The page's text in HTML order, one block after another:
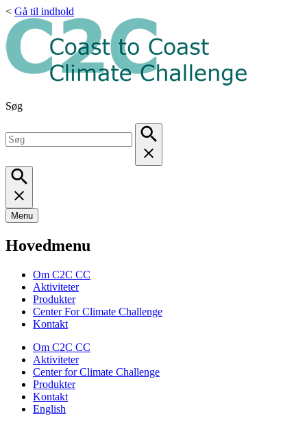
< Gå til indhold
Søg
Menu
Hovedmenu
Om C2C CC
Aktiviteter
Produkter
Center For Climate Challenge
Kontakt
Om C2C CC
Aktiviteter
Center for Climate Challenge
Produkter
Kontakt
English